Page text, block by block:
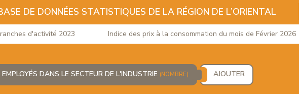
DE DONNÉES STATISTIQUES DE LA RÉGION DE L’ORIENTAL
d'activité 2023 Indice des prix à la consommation du mois de Février 2026
EMPLOYÉS DANS LE SECTEUR DE L'INDUSTRIE (NOMBRE) AJOUTER